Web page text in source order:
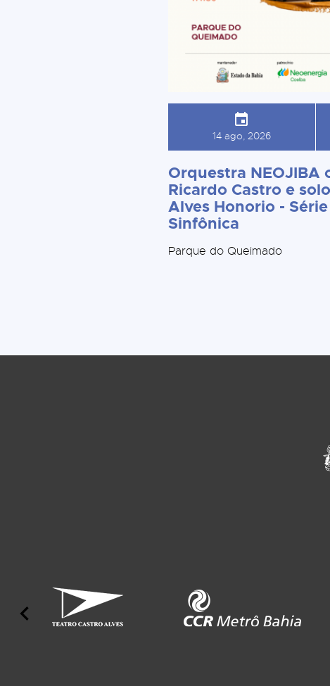
14 ago, 2026
Orquestra NEOJIBA
Ricardo Castro e
Alves Honorio -
Sinfônica
Parque do Queimado